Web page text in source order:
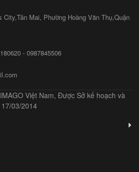
City,Tân Mai, Phường Hoàng Văn Thụ,Quận
- 0987845506
Việt Nam, Được Sở kế hoạch và
03/2014